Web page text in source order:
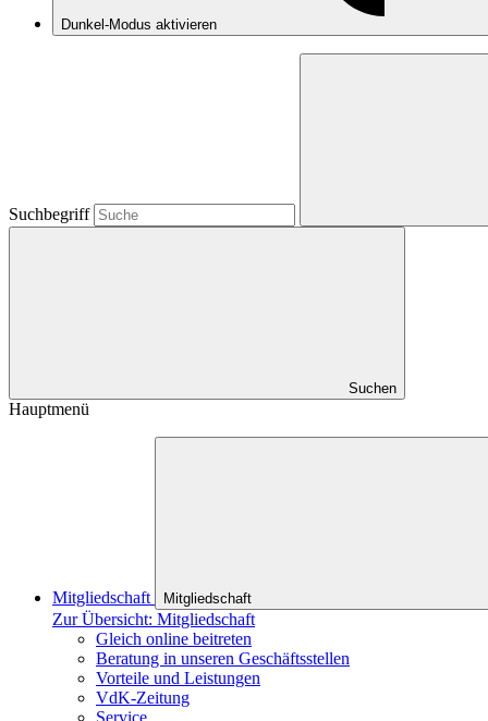
Dunkel-Modus aktivieren
Suchbegriff
Suchen
Hauptmenü
Mitgliedschaft Mitgliedschaft
Zur Übersicht: Mitgliedschaft
Gleich online beitreten
Beratung in unseren Geschäftsstellen
Vorteile und Leistungen
VdK-Zeitung
Service